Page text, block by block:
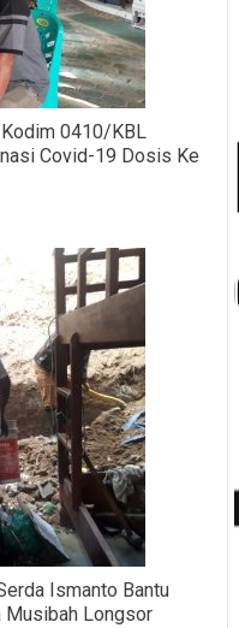
0410/KBL
Covid-19 Dosis Ke
Ismanto Bantu
Musibah Longsor